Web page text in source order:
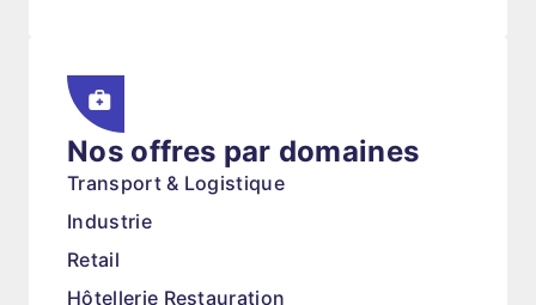
Nos offres par domaines
Transport & Logistique
Industrie
Retail
Hôtellerie Restauration